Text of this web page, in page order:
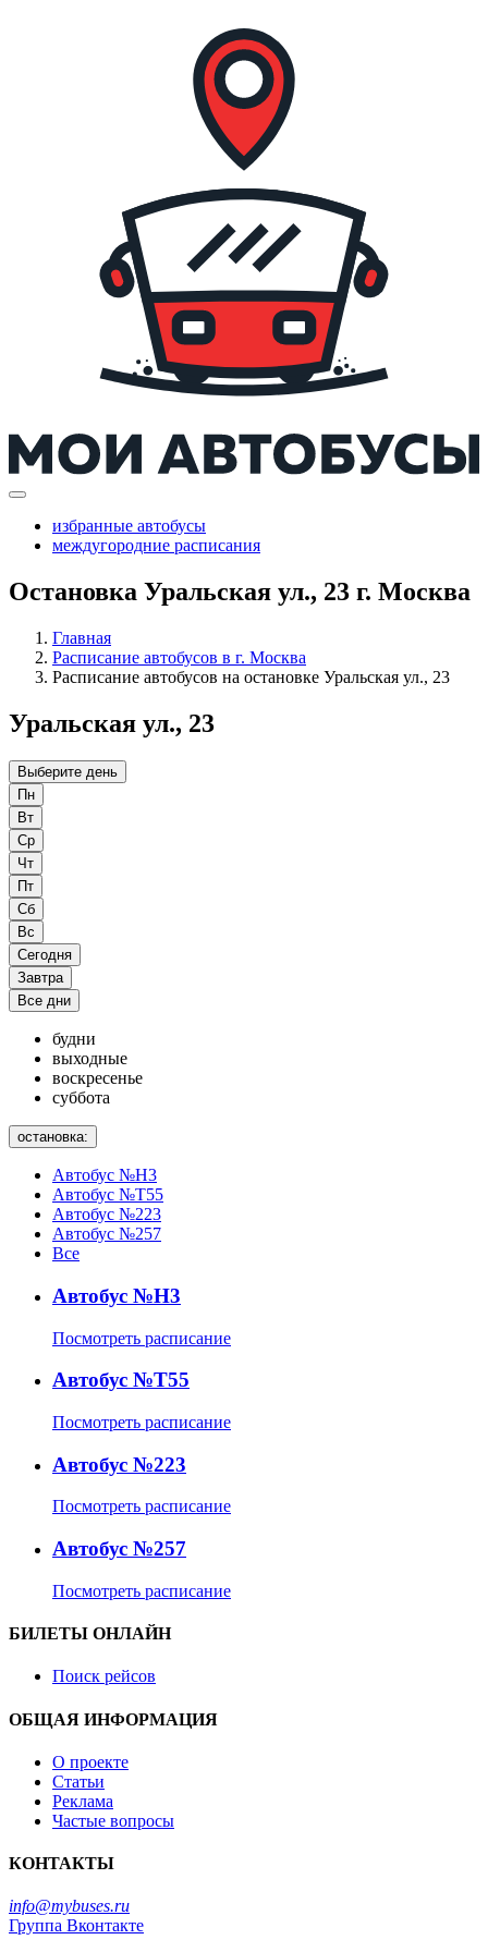
избранные автобусы
междугородние расписания
Остановка Уральская ул., 23 г. Москва
Главная
Расписание автобусов в г. Москва
Расписание автобусов на остановке Уральская ул., 23
Уральская ул., 23
Выберите день
Пн
Вт
Ср
Чт
Пт
Сб
Вс
Сегодня
Завтра
Все дни
будни
выходные
воскресенье
суббота
остановка:
Автобус №Н3
Автобус №Т55
Автобус №223
Автобус №257
Все
Автобус №Н3
Посмотреть расписание
Автобус №Т55
Посмотреть расписание
Автобус №223
Посмотреть расписание
Автобус №257
Посмотреть расписание
БИЛЕТЫ ОНЛАЙН
Поиск рейсов
ОБЩАЯ ИНФОРМАЦИЯ
О проекте
Статьи
Реклама
Частые вопросы
КОНТАКТЫ
info@mybuses.ru
Группа Вконтакте